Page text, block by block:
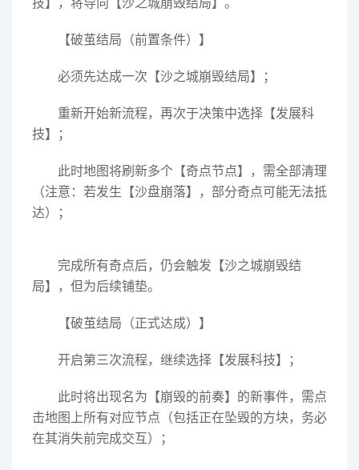
【破茧结局（前置条件）】
必须先达成一次【沙之城崩毁结局】；
重新开始新流程，再次于决策中选择【发展科
技】；
此时地图将刷新多个【奇点节点】，需全部清理
（注意：若发生【沙盘崩落】，部分奇点可能无法抵
达）；
完成所有奇点后，仍会触发【沙之城崩毁结
局】，但为后续铺垫。
【破茧结局（正式达成）】
开启第三次流程，继续选择【发展科技】；
此时将出现名为【崩毁的前奏】的新事件，需点
击地图上所有对应节点（包括正在坠毁的方块，务必
在其消失前完成交互）；